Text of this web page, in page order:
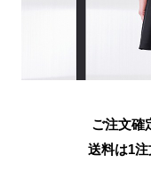
ご注文確
送料は1注